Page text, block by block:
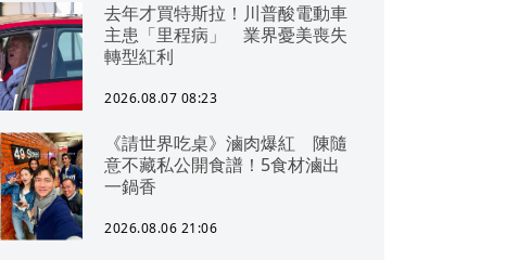
去年才買特斯拉！川普酸電動車
主患「里程病」 業界憂美喪失
轉型紅利
2026.08.07 08:23
《請世界吃桌》滷肉爆紅 陳隨
意不藏私公開食譜！5食材滷出
一鍋香
2026.08.06 21:06